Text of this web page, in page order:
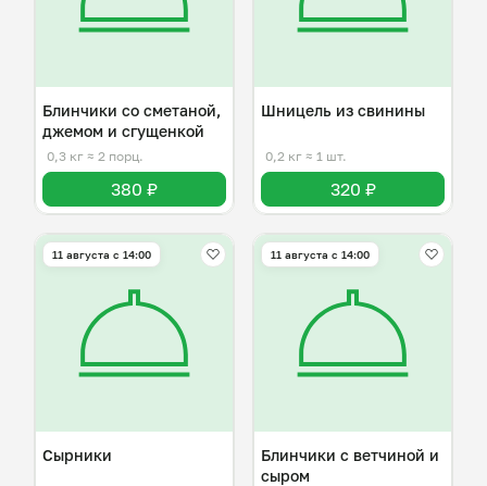
Блинчики со сметаной,
джемом и сгущенкой
0,3 кг ≈ 2 порц.
380 ₽
Шницель из свинины
0,2 кг ≈ 1 шт.
320 ₽
11 августа с 14:00
Сырники
11 августа с 14:00
Блинчики с ветчиной и
сыром